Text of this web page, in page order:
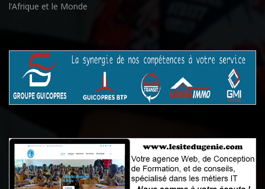
l’Afrique et le Monde